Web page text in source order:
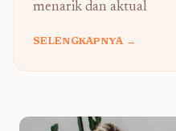
menarik dan aktual
SELENGKAPNYA →